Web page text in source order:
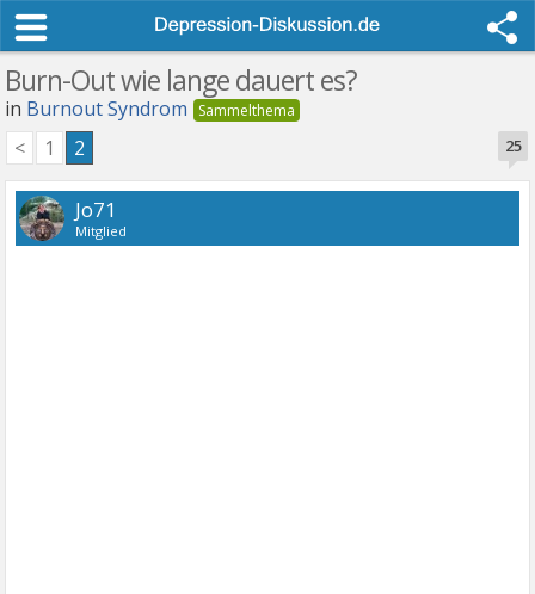
Burn-Out wie lange dauert es?
in Burnout Syndrom
25
< 1 2
Jo71
Mitglied